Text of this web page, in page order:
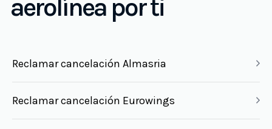
aerolínea por ti
Reclamar cancelación Almasria
Reclamar cancelación Eurowings